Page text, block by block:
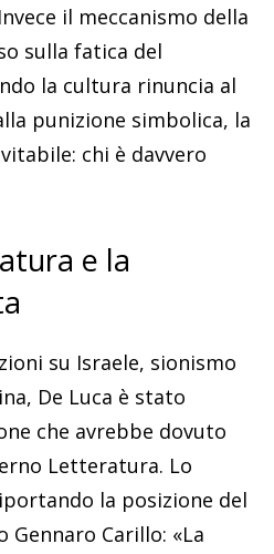
il meccanismo della
sulla fatica del
la cultura rinuncia al
punizione simbolica, la
chi è davvero
e la
su Israele, sionismo
De Luca è stato
che avrebbe dovuto
Letteratura. Lo
la posizione del
Carillo: «La